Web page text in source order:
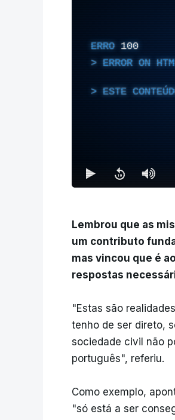
ERRO 100
ERROR ON
ESTE
Lembrou que as
um contributo
mas vincou que é
respostas
"Estas são
tenho de ser direto,
sociedade civil não
português", referiu.
Como exemplo,
"só está a ser